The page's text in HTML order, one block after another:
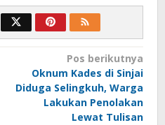
Pos berikutnya
Oknum Kades di Sinjai
Diduga Selingkuh, Warga
Lakukan Penolakan
Lewat Tulisan